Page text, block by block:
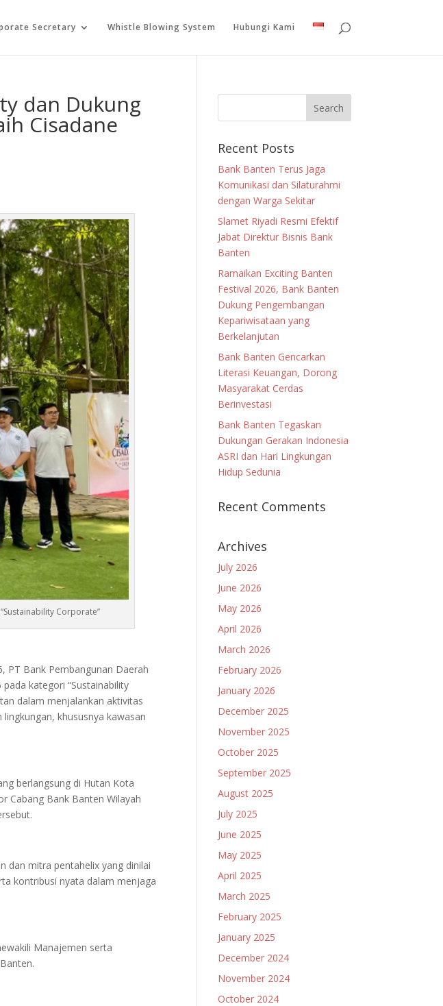
Secretary Whistle Blowing System Hubungi Kami
dan Dukung
Cisadane
Corporate”
PT Bank Pembangunan Daerah
kategori “Sustainability
dalam menjalankan aktivitas
khususnya kawasan
berlangsung di Hutan Kota
Cabang Bank Banten Wilayah
dan mitra pentahelix yang dinilai
kontribusi nyata dalam menjaga
Manajemen serta
Recent Posts
Bank Banten Terus Jaga
Komunikasi dan Silaturahmi
dengan Warga Sekitar
Slamet Riyadi Resmi Efektif
Jabat Direktur Bisnis Bank
Banten
Ramaikan Exciting Banten
Festival 2026, Bank Banten
Dukung Pengembangan
Kepariwisataan yang
Berkelanjutan
Bank Banten Gencarkan
Literasi Keuangan, Dorong
Masyarakat Cerdas
Berinvestasi
Bank Banten Tegaskan
Dukungan Gerakan Indonesia
ASRI dan Hari Lingkungan
Hidup Sedunia
Recent Comments
Archives
July 2026
June 2026
May 2026
April 2026
March 2026
February 2026
January 2026
December 2025
November 2025
October 2025
September 2025
August 2025
July 2025
June 2025
May 2025
April 2025
March 2025
February 2025
January 2025
December 2024
November 2024
October 2024